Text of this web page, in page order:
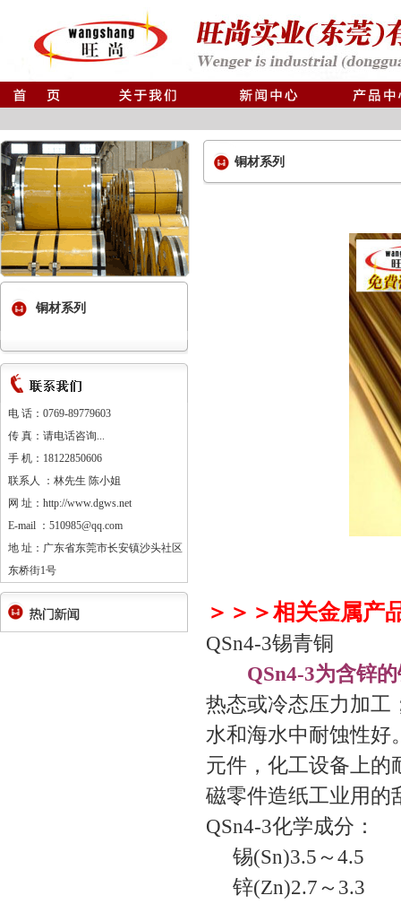
铜材系列
电 话：0769-89779603
传 真：请电话咨询...
手 机：18122850606
联系人 ：林先生 陈小姐
网 址：http://www.dgws.net
E-mail ：510985@qq.com
地 址：广东省东莞市长安镇沙头社区
东桥街1号
铜材系列
＞＞＞相关金属产
QSn4-3锡青铜
QSn4-3为含锌
热态或冷态压力加工
水和海水中耐蚀性好
元件，化工设备上的
磁零件造纸工业用的
QSn4-3化学成分：
锡(Sn)3.5～4.5
锌(Zn)2.7～3.3